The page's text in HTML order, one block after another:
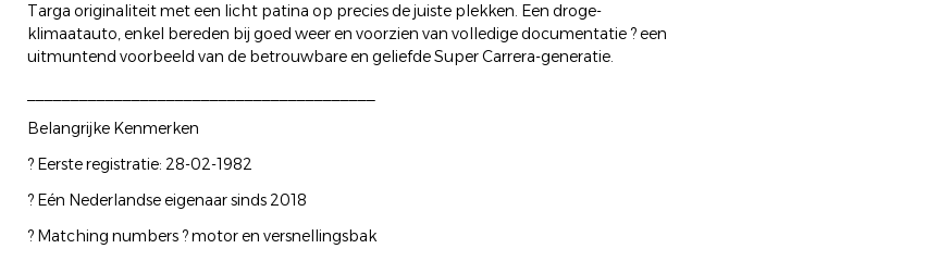
Targa originaliteit met een licht patina op precies de juiste plekken. Een droge-
klimaatauto, enkel bereden bij goed weer en voorzien van volledige documentatie ? een
uitmuntend voorbeeld van de betrouwbare en geliefde Super Carrera-generatie.
Belangrijke Kenmerken
? Eerste registratie: 28-02-1982
? Eén Nederlandse eigenaar sinds 2018
? Matching numbers ? motor en versnellingsbak